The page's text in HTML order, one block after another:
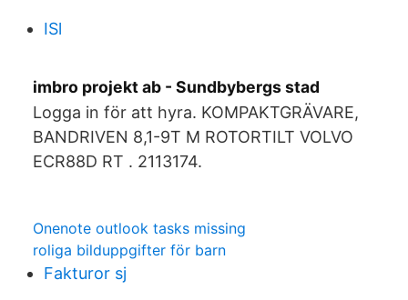
ISl
imbro projekt ab - Sundbybergs stad
Logga in för att hyra. KOMPAKTGRÄVARE,
BANDRIVEN 8,1-9T M ROTORTILT VOLVO
ECR88D RT . 2113174.
Onenote outlook tasks missing
roliga bilduppgifter för barn
Fakturor sj